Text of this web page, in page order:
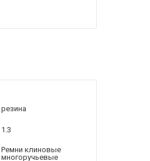
резина
1.3
Ремни клиновые
многоручьевые